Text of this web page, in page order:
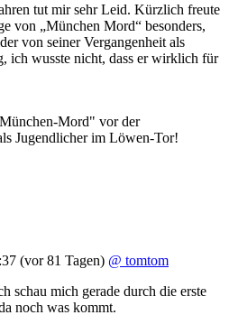
tut mir sehr Leid. Kürzlich freute
von „München Mord“ besonders,
von seiner Vergangenheit als
ich wusste nicht, dass er wirklich für
Mord" vor der
Jugendlicher im Löwen-Tor!
(vor 81 Tagen) @ tomtom
schau mich gerade durch die erste
noch was kommt.